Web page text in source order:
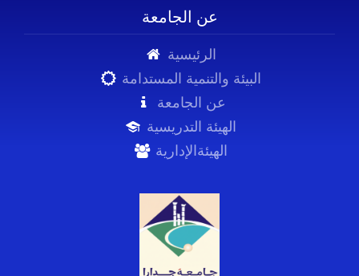
عن الجامعة
الرئيسية
البيئة والتنمية المستدامة
عن الجامعة
الهيئة التدريسية
الهيئةالإدارية